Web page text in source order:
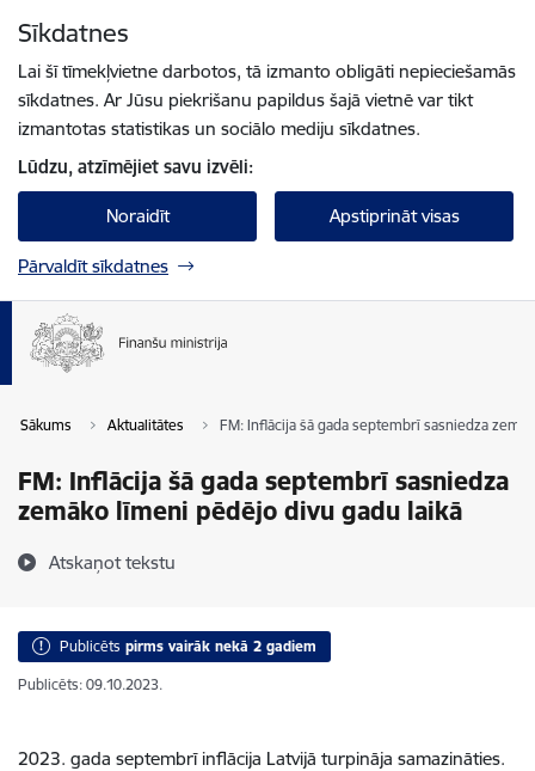
Sīkdatnes
Lai šī tīmekļvietne darbotos, tā izmanto obligāti nepieciešamās
sīkdatnes. Ar Jūsu piekrišanu papildus šajā vietnē var tikt
izmantotas statistikas un sociālo mediju sīkdatnes.
Lūdzu, atzīmējiet savu izvēli:
Noraidīt Apstiprināt visas
Pārvaldīt sīkdatnes
Sākums Aktualitātes FM: Inflācija šā gada septembrī sasniedza
FM: Inflācija šā gada septembrī sasniedza
zemāko līmeni pēdējo divu gadu laikā
Atskaņot tekstu
Publicēts pirms vairāk nekā 2 gadiem
Publicēts: 09.10.2023.
2023. gada septembrī inflācija Latvijā turpināja samazināties.